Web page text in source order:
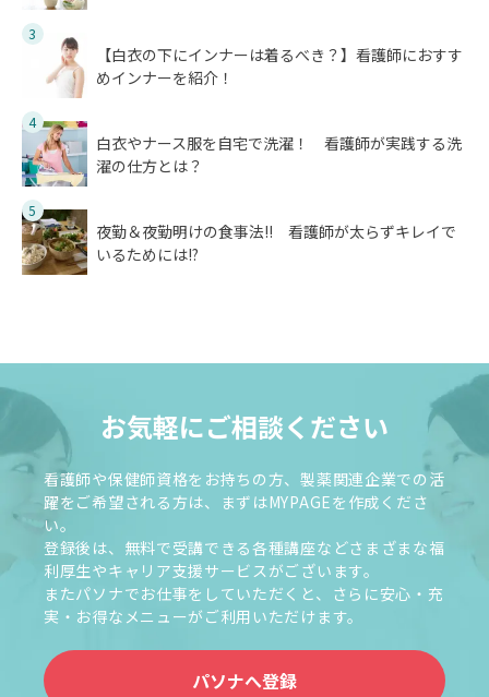
3
【白衣の下にインナーは着るべき？】看護師におすす
めインナーを紹介！
4
白衣やナース服を自宅で洗濯！ 看護師が実践する洗
濯の仕方とは？
5
夜勤＆夜勤明けの食事法!! 看護師が太らずキレイで
いるためには!?
お気軽にご相談ください
看護師や保健師資格をお持ちの方、製薬関連企業での活
躍をご希望される方は、まずはMYPAGEを作成くださ
い。
登録後は、無料で受講できる各種講座などさまざまな福
利厚生やキャリア支援サービスがございます。
またパソナでお仕事をしていただくと、さらに安心・充
実・お得なメニューがご利用いただけます。
パソナへ登録